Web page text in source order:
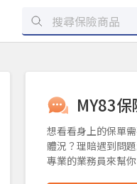
MY83
想看看身上的保單
體況？理賠遇到問
專業的業務員來幫你